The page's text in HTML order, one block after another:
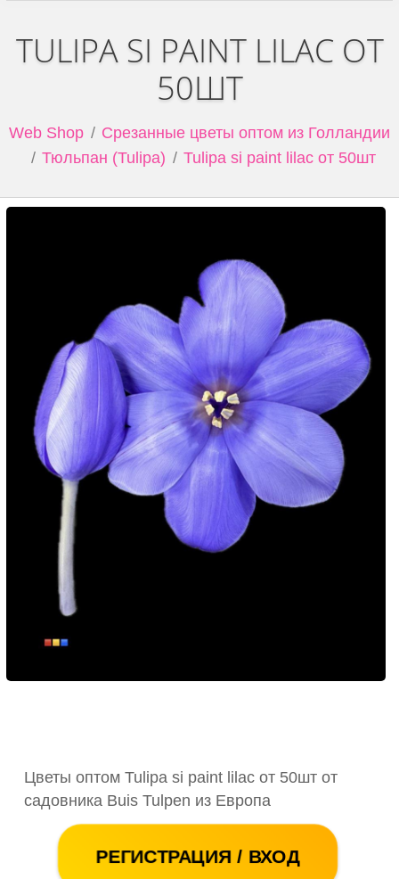
TULIPA SI PAINT LILAC ОТ
50ШТ
Web Shop
Срезанные цветы оптом из Голландии
Тюльпан (Tulipa)
Tulipa si paint lilac от 50шт
Цветы оптом Tulipa si paint lilac от 50шт от
садовника Buis Tulpen из Европа
РЕГИСТРАЦИЯ / ВХОД